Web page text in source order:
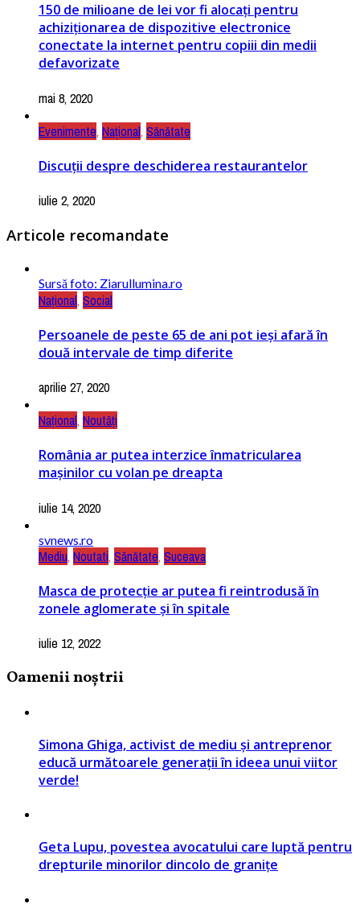
150 de milioane de lei vor fi alocați pentru
achiziționarea de dispozitive electronice
conectate la internet pentru copiii din medii
defavorizate
mai 8, 2020
Evenimente, Național, Sănătate
Discuții despre deschiderea restaurantelor
iulie 2, 2020
Articole recomandate
Sursă foto: Ziarullumina.ro
Național, Social
Persoanele de peste 65 de ani pot ieși afară în
două intervale de timp diferite
aprilie 27, 2020
Național, Noutăți
România ar putea interzice înmatricularea
mașinilor cu volan pe dreapta
iulie 14, 2020
svnews.ro
Mediu, Noutati, Sănătate, Suceava
Masca de protecție ar putea fi reintrodusă în
zonele aglomerate și în spitale
iulie 12, 2022
Oamenii noștrii
Simona Ghiga, activist de mediu și antreprenor
educă următoarele generații în ideea unui viitor
verde!
Geta Lupu, povestea avocatului care luptă pentru
drepturile minorilor dincolo de granițe